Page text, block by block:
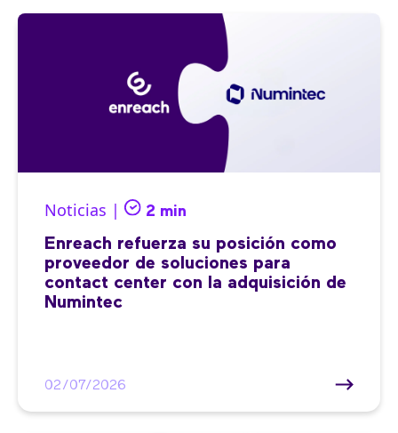
Noticias | 2 min
Enreach refuerza su posición como
proveedor de soluciones para
contact center con la adquisición de
Numintec
02/07/2026